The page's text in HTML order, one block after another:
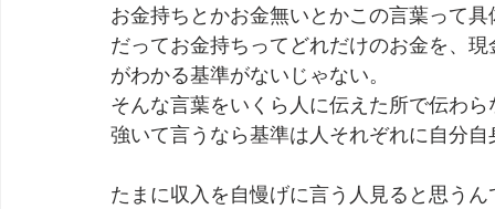
お金持ちとかお金無いとかこの言葉って
だってお金持ちってどれだけのお金を、
がわかる基準がないじゃない。
そんな言葉をいくら人に伝えた所で伝わら
強いて言うなら基準は人それぞれに自分
たまに収入を自慢げに言う人見ると思う